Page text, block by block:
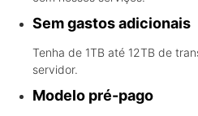
Sem gastos adicionais
Tenha de 1TB até 12TB de
servidor.
Modelo pré-pago